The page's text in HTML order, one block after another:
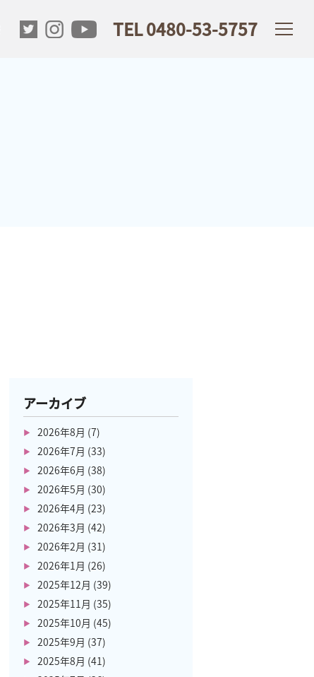
TEL 0480-53-5757
アーカイブ
2026年8月 (7)
2026年7月 (33)
2026年6月 (38)
2026年5月 (30)
2026年4月 (23)
2026年3月 (42)
2026年2月 (31)
2026年1月 (26)
2025年12月 (39)
2025年11月 (35)
2025年10月 (45)
2025年9月 (37)
2025年8月 (41)